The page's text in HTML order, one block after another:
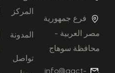
فرع جمهورية
مصر العربية -
محافظة سوهاج
info@aact-
المركز
المدونة
تواصل